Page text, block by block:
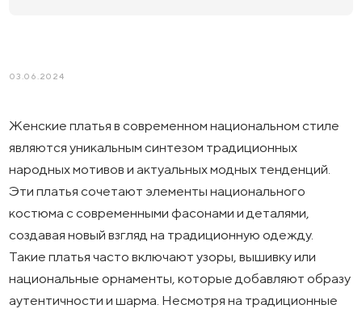
03.06.2024
Женские платья в современном национальном стиле
являются уникальным синтезом традиционных
народных мотивов и актуальных модных тенденций.
Эти платья сочетают элементы национального
костюма с современными фасонами и деталями,
создавая новый взгляд на традиционную одежду.
Такие платья часто включают узоры, вышивку или
национальные орнаменты, которые добавляют образу
аутентичности и шарма. Несмотря на традиционные